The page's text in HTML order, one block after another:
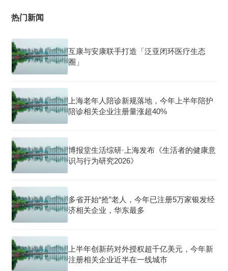
热门新闻
互康与安康联手打造「泛亚闭环医疗生态
圈」
上海老年人陪诊新规落地，今年上半年陪护
陪诊相关企业注册量涨超40%
博报堂生活综研·上海发布《生活者的健康意
识与行为研究2026》
多省开始“抢”老人，今年已注册5万家银发经
济相关企业，华东最多
上半年创新药对外授权超千亿美元，今年新
注册相关企业近半在一线城市